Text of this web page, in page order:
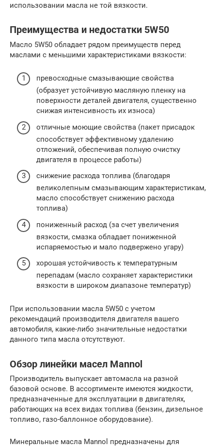
использовании масла не той вязкости.
Преимущества и недостатки 5W50
Масло 5W50 обладает рядом преимуществ перед
маслами с меньшими характеристиками вязкости:
превосходные смазывающие свойства
(образует устойчивую масляную пленку на
поверхности деталей двигателя, существенно
снижая интенсивность их износа)
отличные моющие свойства (пакет присадок
способствует эффективному удалению
отложений, обеспечивая полную очистку
двигателя в процессе работы)
снижение расхода топлива (благодаря
великолепным смазывающим характеристикам,
масло способствует снижению расхода
топлива)
пониженный расход (за счет увеличения
вязкости, смазка обладает пониженной
испаряемостью и мало подвержено угару)
хорошая устойчивость к температурным
перепадам (масло сохраняет характеристики
вязкости в широком диапазоне температур)
При использовании масла 5W50 с учетом
рекомендаций производителя двигателя вашего
автомобиля, какие-либо значительные недостатки
данного типа масла отсутствуют.
Обзор линейки масел Mannol
Производитель выпускает автомасла на разной
базовой основе. В ассортименте имеются жидкости,
предназначенные для эксплуатации в двигателях,
работающих на всех видах топлива (бензин, дизельное
топливо, газо-баллонное оборудование).
Минеральные масла Mannol предназначены для